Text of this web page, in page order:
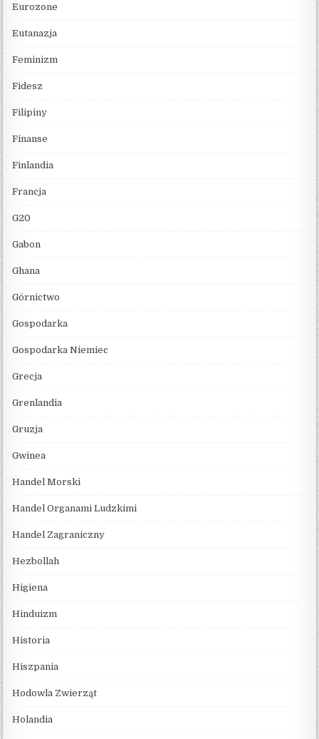
Eurozone
Eutanazja
Feminizm
Fidesz
Filipiny
Finanse
Finlandia
Francja
G20
Gabon
Ghana
Górnictwo
Gospodarka
Gospodarka Niemiec
Grecja
Grenlandia
Gruzja
Gwinea
Handel Morski
Handel Organami Ludzkimi
Handel Zagraniczny
Hezbollah
Higiena
Hinduizm
Historia
Hiszpania
Hodowla Zwierząt
Holandia